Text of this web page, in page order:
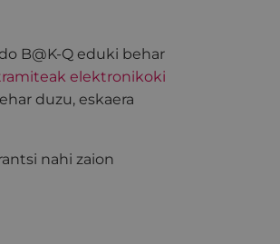
B@K-Q eduki behar
elektronikoki
duzu, eskaera
nahi zaion